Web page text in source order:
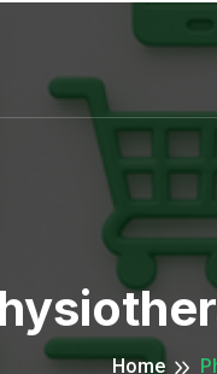
Home